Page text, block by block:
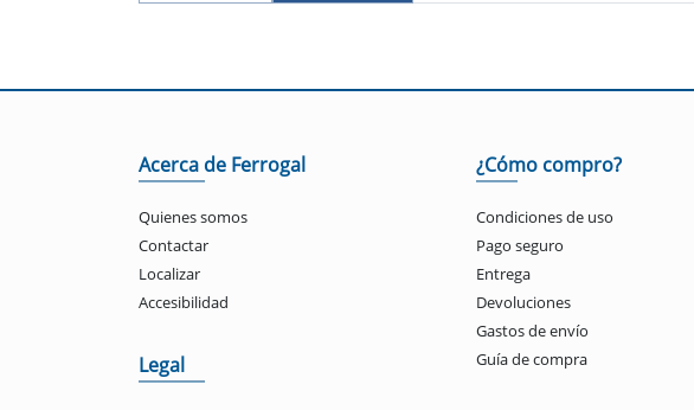
Acerca de Ferrogal
Quienes somos
Contactar
Localizar
Accesibilidad
Legal
¿Cómo compro?
Condiciones de uso
Pago seguro
Entrega
Devoluciones
Gastos de envío
Guía de compra